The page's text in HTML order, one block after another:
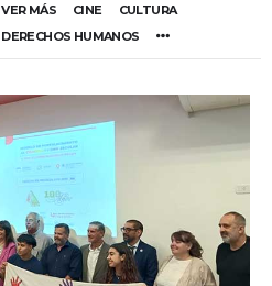
VER MÁS CINE
CULTURA
DERECHOS HUMANOS